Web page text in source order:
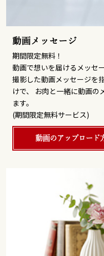
動画メッセージ
期間限定無料！
動画で想いを届けるメッセ
撮影した動画メッセージを
けで、 お肉と一緒に動画の
ます。
(期間限定無料サービス)
動画のアップロード